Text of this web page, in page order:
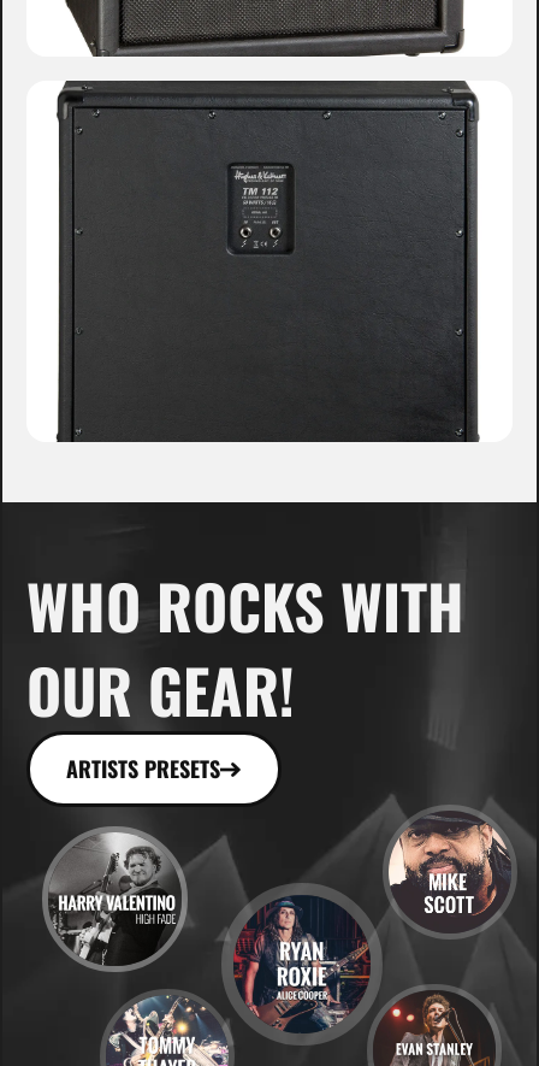
WHO ROCKS WITH
OUR GEAR!
ARTISTS PRESETS